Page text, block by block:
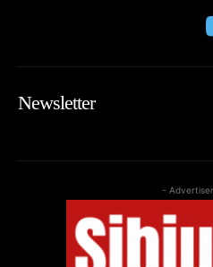
Newsletter
-